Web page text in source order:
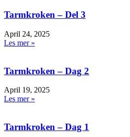
Tarmkroken – Del 3
April 24, 2025
Les mer »
Tarmkroken – Dag 2
April 19, 2025
Les mer »
Tarmkroken – Dag 1